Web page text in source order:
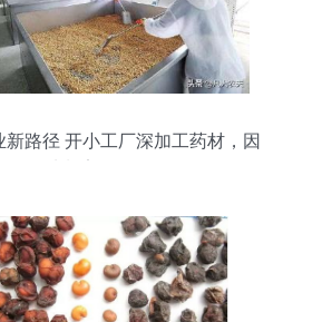
新路径 开小工厂深加工药材，因